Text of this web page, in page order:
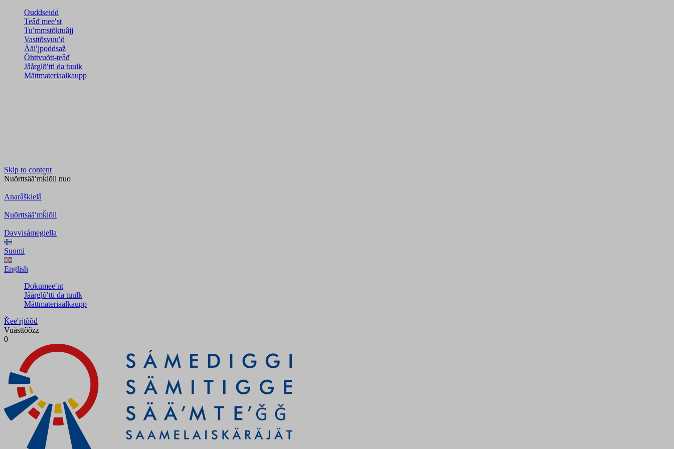
Ouddseidd
Teâđ meeʹst
Tuʹmmstõktuâjj
Vasttõsvuuʹd
Ääiʹjpoddsaž
Õhttvuõtt-teâđ
Jåårǥlõʹtti da tuulk
Mättmateriaalkaupp
Skip to content
Nuõrttsääʹmǩiõll nuo
Anarâškielâ
Nuõrttsääʹmǩiõll
Davvisámegiella
Suomi
English
Dokumeeʹnt
Jåårǥlõʹtti da tuulk
Mättmateriaalkaupp
Ǩeeʹrjtõõđ
Vuästtõõzz
0